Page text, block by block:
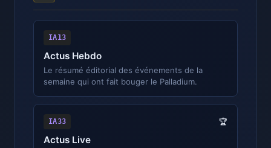
IA13
Actus Hebdo
Le résumé éditorial des événements de la
semaine qui ont fait bouger le Palladium.
IA33 🏆
Actus Live